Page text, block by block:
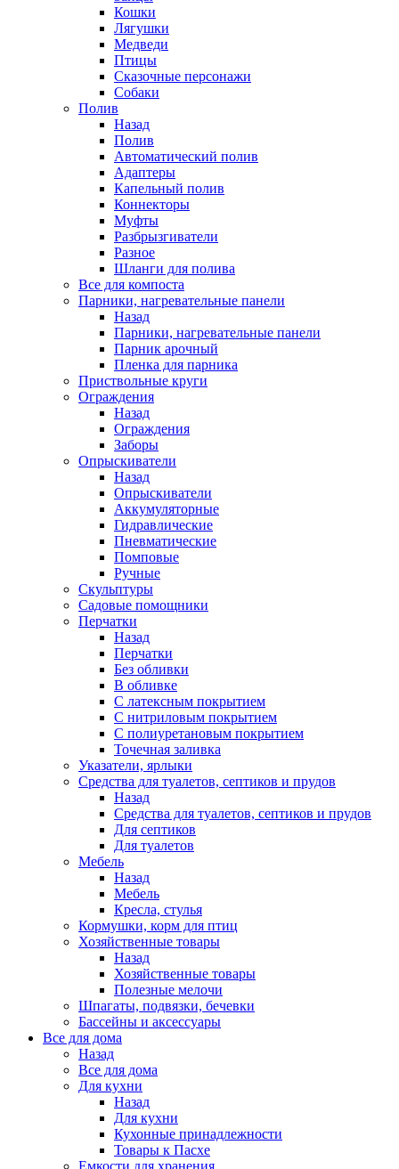
Кошки
Лягушки
Медведи
Птицы
Сказочные персонажи
Собаки
Полив
Назад
Полив
Автоматический полив
Адаптеры
Капельный полив
Коннекторы
Муфты
Разбрызгиватели
Разное
Шланги для полива
Все для компоста
Парники, нагревательные панели
Назад
Парники, нагревательные панели
Парник арочный
Пленка для парника
Приствольные круги
Ограждения
Назад
Ограждения
Заборы
Опрыскиватели
Назад
Опрыскиватели
Аккумуляторные
Гидравлические
Пневматические
Помповые
Ручные
Скульптуры
Садовые помощники
Перчатки
Назад
Перчатки
Без обливки
В обливке
С латексным покрытием
С нитриловым покрытием
С полиуретановым покрытием
Точечная заливка
Указатели, ярлыки
Средства для туалетов, септиков и прудов
Назад
Средства для туалетов, септиков и прудов
Для септиков
Для туалетов
Мебель
Назад
Мебель
Кресла, стулья
Кормушки, корм для птиц
Хозяйственные товары
Назад
Хозяйственные товары
Полезные мелочи
Шпагаты, подвязки, бечевки
Бассейны и аксессуары
Все для дома
Назад
Все для дома
Для кухни
Назад
Для кухни
Кухонные принадлежности
Товары к Пасхе
Емкости для хранения